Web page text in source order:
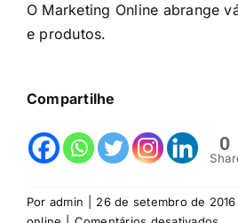
O Marketing Online abrange
e produtos.
Compartilhe
0
Por admin 26 de setembro de 2016